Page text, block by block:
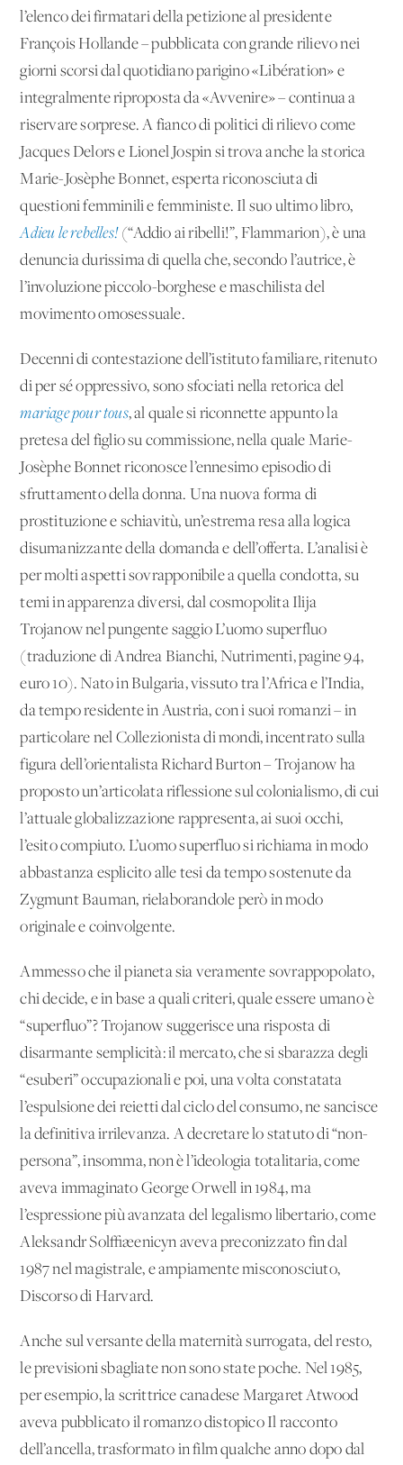
l’elenco dei firmatari della petizione al presidente
François Hollande – pubblicata con grande rilievo nei
giorni scorsi dal quotidiano parigino «Libération» e
integralmente riproposta da «Avvenire» – continua a
riservare sorprese. A fianco di politici di rilievo come
Jacques Delors e Lionel Jospin si trova anche la storica
Marie-Josèphe Bonnet, esperta riconosciuta di
questioni femminili e femministe. Il suo ultimo libro,
Adieu le rebelles! (“Addio ai ribelli!”, Flammarion), è una
denuncia durissima di quella che, secondo l’autrice, è
l’involuzione piccolo-borghese e maschilista del
movimento omosessuale.
Decenni di contestazione dell’istituto familiare, ritenuto
di per sé oppressivo, sono sfociati nella retorica del
mariage pour tous, al quale si riconnette appunto la
pretesa del figlio su commissione, nella quale Marie-
Josèphe Bonnet riconosce l’ennesimo episodio di
sfruttamento della donna. Una nuova forma di
prostituzione e schiavitù, un’estrema resa alla logica
disumanizzante della domanda e dell’offerta. L’analisi è
per molti aspetti sovrapponibile a quella condotta, su
temi in apparenza diversi, dal cosmopolita Ilija
Trojanow nel pungente saggio L’uomo superfluo
(traduzione di Andrea Bianchi, Nutrimenti, pagine 94,
euro 10). Nato in Bulgaria, vissuto tra l’Africa e l’India,
da tempo residente in Austria, con i suoi romanzi – in
particolare nel Collezionista di mondi, incentrato sulla
figura dell’orientalista Richard Burton – Trojanow ha
proposto un’articolata riflessione sul colonialismo, di cui
l’attuale globalizzazione rappresenta, ai suoi occhi,
l’esito compiuto. L’uomo superfluo si richiama in modo
abbastanza esplicito alle tesi da tempo sostenute da
Zygmunt Bauman, rielaborandole però in modo
originale e coinvolgente.
Ammesso che il pianeta sia veramente sovrappopolato,
chi decide, e in base a quali criteri, quale essere umano è
“superfluo”? Trojanow suggerisce una risposta di
disarmante semplicità: il mercato, che si sbarazza degli
“esuberi” occupazionali e poi, una volta constatata
l’espulsione dei reietti dal ciclo del consumo, ne sancisce
la definitiva irrilevanza. A decretare lo statuto di “non-
persona”, insomma, non è l’ideologia totalitaria, come
aveva immaginato George Orwell in 1984, ma
l’espressione più avanzata del legalismo libertario, come
Aleksandr Sol≈æenicyn aveva preconizzato fin dal
1987 nel magistrale, e ampiamente misconosciuto,
Discorso di Harvard.
Anche sul versante della maternità surrogata, del resto,
le previsioni sbagliate non sono state poche. Nel 1985,
per esempio, la scrittrice canadese Margaret Atwood
aveva pubblicato il romanzo distopico Il racconto
dell’ancella, trasformato in film qualche anno dopo dal